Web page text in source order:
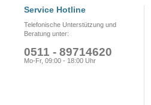
Service Hotline
Telefonische Unterstützung und
Beratung unter:
0511 - 89714620
Mo-Fr, 09:00 - 18:00 Uhr